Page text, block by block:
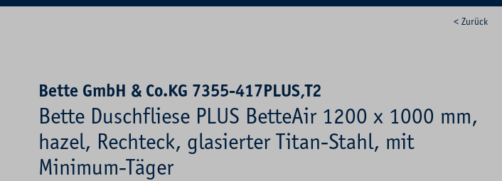
< Zurück
Bette GmbH & Co.KG 7355-417PLUS,T2
Bette Duschfliese PLUS BetteAir 1200 x 1000 mm,
hazel, Rechteck, glasierter Titan-Stahl, mit
Minimum-Täger